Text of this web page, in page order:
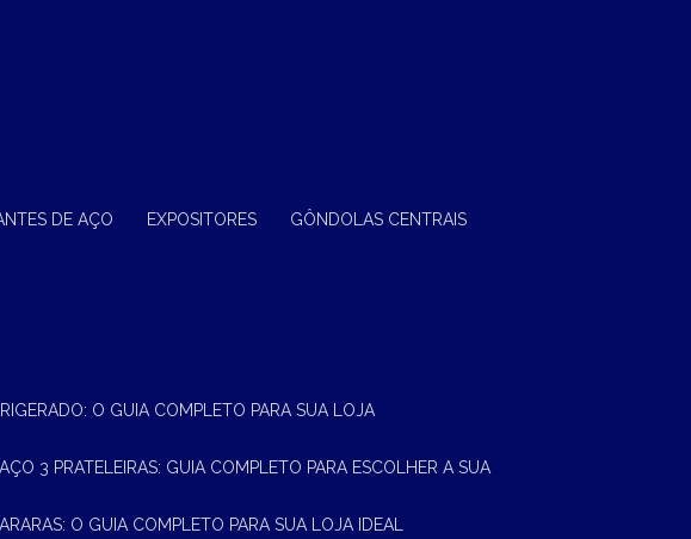
DE AÇO EXPOSITORES GÔNDOLAS CENTRAIS
O GUIA COMPLETO PARA SUA LOJA
AÇO 3 PRATELEIRAS: GUIA COMPLETO PARA ESCOLHER A SUA
ARARAS: O GUIA COMPLETO PARA SUA LOJA IDEAL